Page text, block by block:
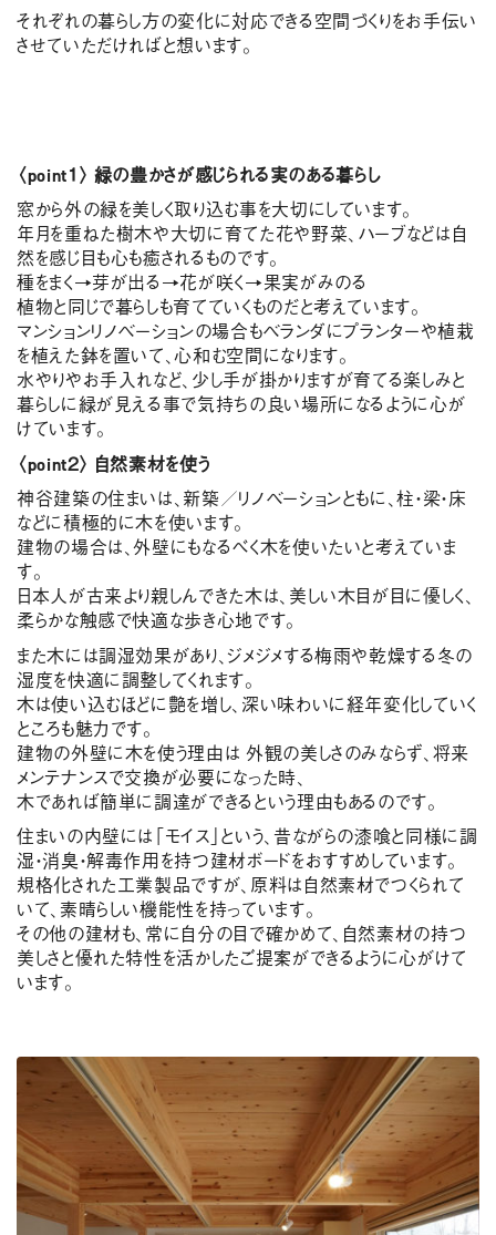
それぞれの暮らし方の変化に対応できる空間づくりをお手伝い
させていただければと想います。
〈point１〉 緑の豊かさが感じられる実のある暮らし
窓から外の緑を美しく取り込む事を大切にしています。
年月を重ねた樹木や大切に育てた花や野菜、ハーブなどは自
然を感じ目も心も癒されるものです。
種をまく→芽が出る→花が咲く→果実がみのる
植物と同じで暮らしも育てていくものだと考えています。
マンションリノベーションの場合もベランダにプランターや植栽
を植えた鉢を置いて、心和む空間になります。
水やりやお手入れなど、少し手が掛かりますが育てる楽しみと
暮らしに緑が見える事で気持ちの良い場所になるように心が
けています。
〈point２〉 自然素材を使う
神谷建築の住まいは、新築／リノベーションともに、柱・梁・床
などに積極的に木を使います。
建物の場合は、外壁にもなるべく木を使いたいと考えていま
す。
日本人が古来より親しんできた木は、美しい木目が目に優しく、
柔らかな触感で快適な歩き心地です。
また木には調湿効果があり、ジメジメする梅雨や乾燥する冬の
湿度を快適に調整してくれます。
木は使い込むほどに艶を増し、深い味わいに経年変化していく
ところも魅力です。
建物の外壁に木を使う理由は 外観の美しさのみならず、将来
メンテナンスで交換が必要になった時、
木であれば簡単に調達ができるという理由もあるのです。
住まいの内壁には「モイス」という、昔ながらの漆喰と同様に調
湿・消臭・解毒作用を持つ建材ボードをおすすめしています。
規格化された工業製品ですが、原料は自然素材でつくられて
いて、素晴らしい機能性を持っています。
その他の建材も、常に自分の目で確かめて、自然素材の持つ
美しさと優れた特性を活かしたご提案ができるように心がけて
います。